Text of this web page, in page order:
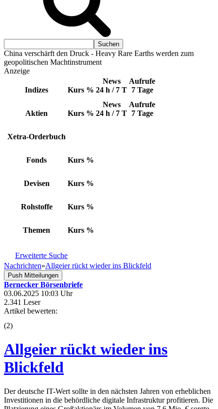
China verschärft den Druck - Heavy Rare Earths werden zum
geopolitischen Machtinstrument
Anzeige
Indizes Kurs %
News
24 h / 7 T
Aufrufe
7 Tage
Aktien Kurs %
News
24 h / 7 T
Aufrufe
7 Tage
Xetra-Orderbuch
Fonds Kurs %
Devisen Kurs %
Rohstoffe Kurs %
Themen Kurs %
Erweiterte Suche
Nachrichten»Allgeier rückt wieder ins Blickfeld
Push Mitteilungen
Bernecker Börsenbriefe
03.06.2025 10:03 Uhr
2.341 Leser
Artikel bewerten:
(2)
Allgeier rückt wieder ins
Blickfeld
Der deutsche IT-Wert sollte in den nächsten Jahren von erheblichen
Investitionen in die behördliche digitale Infrastruktur profitieren. Die